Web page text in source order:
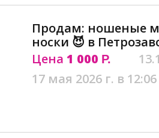
Продам: ношеные
носки 😈 в
Цена 1 000 Р.
17 мая 2026 г. в 12:06